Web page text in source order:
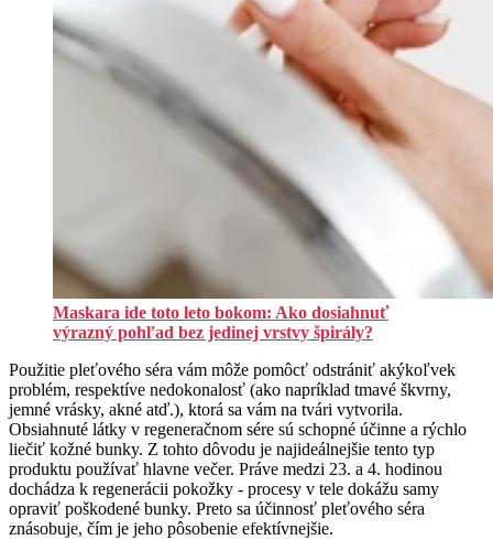
Maskara ide toto leto bokom: Ako dosiahnuť
výrazný pohľad bez jedinej vrstvy špirály?
Použitie pleťového séra vám môže pomôcť odstrániť akýkoľvek
problém, respektíve nedokonalosť (ako napríklad tmavé škvrny,
jemné vrásky, akné atď.), ktorá sa vám na tvári vytvorila.
Obsiahnuté látky v regeneračnom sére sú schopné účinne a rýchlo
liečiť kožné bunky. Z tohto dôvodu je najideálnejšie tento typ
produktu používať hlavne večer. Práve medzi 23. a 4. hodinou
dochádza k regenerácii pokožky - procesy v tele dokážu samy
opraviť poškodené bunky. Preto sa účinnosť pleťového séra
znásobuje, čím je jeho pôsobenie efektívnejšie.